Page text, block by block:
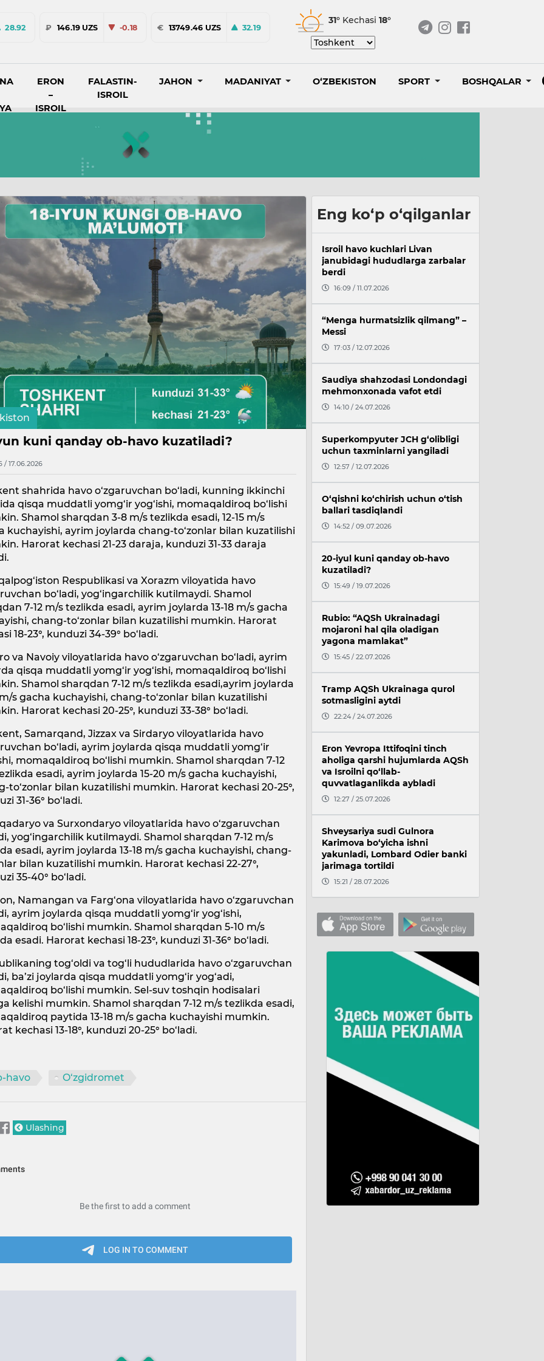
28.92 ₽ 146.19 UZS -0.18 € 13749.46 UZS 32.19
31° Kechasi 18°
ERON
–
ISROIL
FALASTIN-
ISROIL
JAHON MADANIYAT O‘ZBEKISTON SPORT BOSHQALAR
kuni qanday ob-havo kuzatiladi?
/ 17.06.2026
shahrida havo o‘zgaruvchan bo‘ladi, kunning ikkinchi
qisqa muddatli yomg‘ir yog‘ishi, momaqaldiroq bo‘lishi
Shamol sharqdan 3-8 m/s tezlikda esadi, 12-15 m/s
kuchayishi, ayrim joylarda chang-to‘zonlar bilan kuzatilishi
Harorat kechasi 21-23 daraja, kunduzi 31-33 daraja
Respublikasi va Xorazm viloyatida havo
bo‘ladi, yog‘ingarchilik kutilmaydi. Shamol
7-12 m/s tezlikda esadi, ayrim joylarda 13-18 m/s gacha
chang-to‘zonlar bilan kuzatilishi mumkin. Harorat
18-23°, kunduzi 34-39° bo‘ladi.
va Navoiy viloyatlarida havo o‘zgaruvchan bo‘ladi, ayrim
qisqa muddatli yomg‘ir yog‘ishi, momaqaldiroq bo‘lishi
Shamol sharqdan 7-12 m/s tezlikda esadi,ayrim joylarda
m/s gacha kuchayishi, chang-to‘zonlar bilan kuzatilishi
Harorat kechasi 20-25°, kunduzi 33-38° bo‘ladi.
Samarqand, Jizzax va Sirdaryo viloyatlarida havo
bo‘ladi, ayrim joylarda qisqa muddatli yomg‘ir
momaqaldiroq bo‘lishi mumkin. Shamol sharqdan 7-12
esadi, ayrim joylarda 15-20 m/s gacha kuchayishi,
to‘zonlar bilan kuzatilishi mumkin. Harorat kechasi 20-25°,
31-36° bo‘ladi.
va Surxondaryo viloyatlarida havo o‘zgaruvchan
yog‘ingarchilik kutilmaydi. Shamol sharqdan 7-12 m/s
esadi, ayrim joylarda 13-18 m/s gacha kuchayishi, chang-
bilan kuzatilishi mumkin. Harorat kechasi 22-27°,
35-40° bo‘ladi.
Namangan va Farg‘ona viloyatlarida havo o‘zgaruvchan
ayrim joylarda qisqa muddatli yomg‘ir yog‘ishi,
bo‘lishi mumkin. Shamol sharqdan 5-10 m/s
esadi. Harorat kechasi 18-23°, kunduzi 31-36° bo‘ladi.
tog‘oldi va tog‘li hududlarida havo o‘zgaruvchan
ba’zi joylarda qisqa muddatli yomg‘ir yog‘adi,
bo‘lishi mumkin. Sel-suv toshqin hodisalari
kelishi mumkin. Shamol sharqdan 7-12 m/s tezlikda esadi,
paytida 13-18 m/s gacha kuchayishi mumkin.
kechasi 13-18°, kunduzi 20-25° bo‘ladi.
havo O‘zgidromet
Ulashing
Eng ko‘p o‘qilganlar
Isroil havo kuchlari Livan
janubidagi hududlarga zarbalar
berdi
16:09 / 11.07.2026
“Menga hurmatsizlik qilmang” –
Messi
17:03 / 12.07.2026
Saudiya shahzodasi Londondagi
mehmonxonada vafot etdi
14:10 / 24.07.2026
Superkompyuter JCH g‘olibligi
uchun taxminlarni yangiladi
12:57 / 12.07.2026
O‘qishni ko‘chirish uchun o‘tish
ballari tasdiqlandi
14:52 / 09.07.2026
20-iyul kuni qanday ob-havo
kuzatiladi?
15:49 / 19.07.2026
Rubio: “AQSh Ukrainadagi
mojaroni hal qila oladigan
yagona mamlakat”
15:45 / 22.07.2026
Tramp AQSh Ukrainaga qurol
sotmasligini aytdi
22:24 / 24.07.2026
Eron Yevropa Ittifoqini tinch
aholiga qarshi hujumlarda AQSh
va Isroilni qo‘llab-
quvvatlaganlikda aybladi
12:27 / 25.07.2026
Shveysariya sudi Gulnora
Karimova bo‘yicha ishni
yakunladi, Lombard Odier banki
jarimaga tortildi
15:21 / 28.07.2026